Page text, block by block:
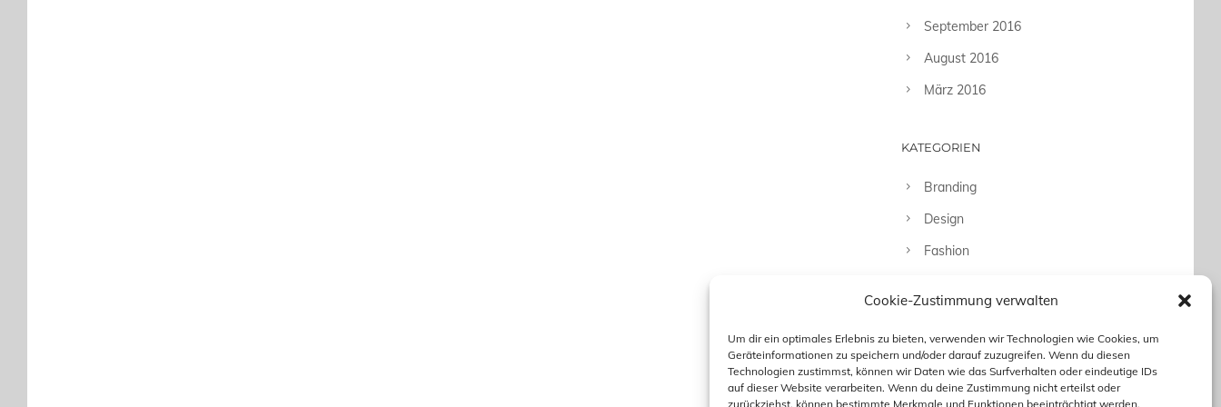
Cookie-Zustimmung verwalten
Um dir ein optimales Erlebnis zu bieten, verwenden wir Technologien wie Cookies, um
Geräteinformationen zu speichern und/oder darauf zuzugreifen. Wenn du diesen
Technologien zustimmst, können wir Daten wie das Surfverhalten oder eindeutige IDs
auf dieser Website verarbeiten. Wenn du deine Zustimmung nicht erteilst oder
zurückziehst, können bestimmte Merkmale und Funktionen beeinträchtigt werden.
September 2016
August 2016
März 2016
KATEGORIEN
Branding
Design
Fashion